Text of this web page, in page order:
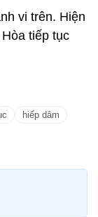
vi trên. Hiện
tiếp tục
hiếp dâm